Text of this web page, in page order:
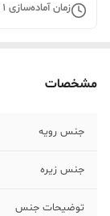
زمان آماده‌سازی 1
مشخصات
جنس رویه
جنس زیره
توضیحات جنس